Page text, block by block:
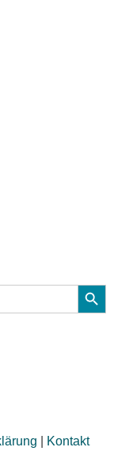
Kontakt